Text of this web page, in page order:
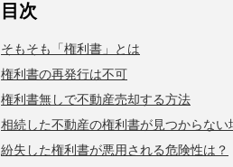
目次
そもそも「権利書」とは
権利書の再発行は不可
権利書無しで不動産売却する方法
相続した不動産の権利書が見つからない
紛失した権利書が悪用される危険性は？